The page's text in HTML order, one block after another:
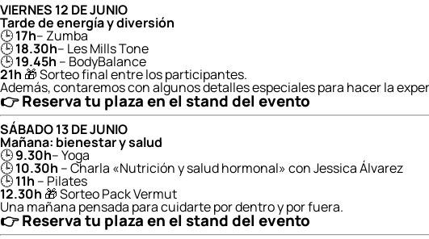
VIERNES 12 DE JUNIO
Tarde de energía y diversión
🕒17h– Zumba
🕒18.30h– Les Mills Tone
🕒19.45h – BodyBalance
21h 🎁 Sorteo final entre los participantes.
Además, contaremos con algunos detalles especiales para hacer la
👉 Reserva tu plaza en el stand del evento
SÁBADO 13 DE JUNIO
Mañana: bienestar y salud
🕒9.30h– Yoga
🕒10.30h – Charla «Nutrición y salud hormonal» con Jessica Álvarez
🕒11h – Pilates
12.30h 🎁 Sorteo Pack Vermut
Una mañana pensada para cuidarte por dentro y por fuera.
👉Reserva tu plaza en el stand del evento